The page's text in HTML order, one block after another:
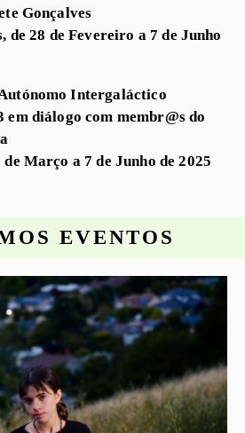
Gonçalves
28 de Fevereiro a 7 de Junho
Intergaláctico
em diálogo com membr@s do
Março a 7 de Junho de 2025
EVENTOS